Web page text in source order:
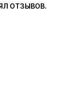
ОТЗЫВОВ.